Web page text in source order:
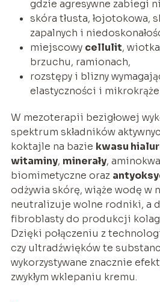
gdzie agresywne zabiegi
skóra tłusta, łojotokowa,
zapalnych i
miejscowy cellulit,
brzuchu, ramionach,
rozstępy i blizny
elastyczności i
W mezoterapii bezigłowej
spektrum składników
koktajle na bazie kwasu
witaminy, minerały,
biomimetyczne oraz
odżywia skórę, wiąże wodę w
neutralizuje wolne rodniki, a
fibroblasty do produkcji
Dzięki połączeniu z
czy ultradźwięków te
wykorzystywane znacznie
zwykłym wklepaniu kremu.